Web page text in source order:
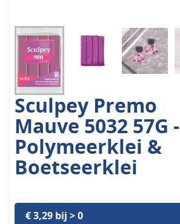
Sculpey Premo
Mauve 5032 57G -
Polymeerklei &
Boetseerklei
€ 3,29 bij > 0